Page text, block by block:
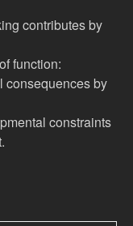
contributes by
function:
consequences by
constraints